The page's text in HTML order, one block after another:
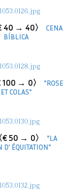
40 → 40〉
CENA
BÍBLICA
100 → 0〉
"ROSE
ET COLAS"
€ 50 → 0〉
"LA
D' ÉQUITATION"